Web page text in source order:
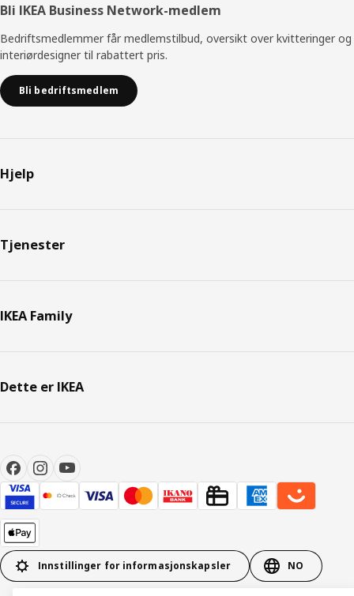
Bli IKEA Business Network-medlem
Bedriftsmedlemmer får medlemstilbud, oversikt over kvitteringer og
interiørdesigner til rabattert pris.
Bli bedriftsmedlem
Hjelp
Tjenester
IKEA Family
Dette er IKEA
Innstillinger for informasjonskapsler NO